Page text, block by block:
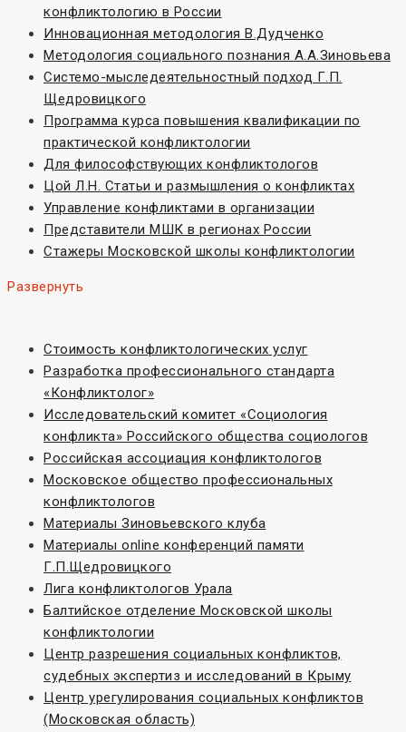
конфликтологию в России
Инновационная методология В.Дудченко
Методология социального познания А.А.Зиновьева
Системо-мыследеятельностный подход Г.П.
Щедровицкого
Программа курса повышения квалификации по
практической конфликтологии
Для философствующих конфликтологов
Цой Л.Н. Статьи и размышления о конфликтах
Управление конфликтами в организации
Представители МШК в регионах России
Стажеры Московской школы конфликтологии
Развернуть
Стоимость конфликтологических услуг
Разработка профессионального стандарта
«Конфликтолог»
Исследовательский комитет «Социoлогия
конфликта» Российского общества социологов
Российская ассоциация конфликтологов
Московское общество профессиональных
конфликтологов
Материалы Зиновьевского клуба
Материалы online конференций памяти
Г.П.Щедровицкого
Лига конфликтологов Урала
Балтийское отделение Московской школы
конфликтологии
Центр разрешения социальных конфликтов,
судебных экспертиз и исследований в Крыму
Центр урегулирования социальных конфликтов
(Московская область)